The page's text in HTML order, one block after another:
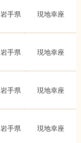
岩手県 現地幸座
岩手県 現地幸座
岩手県 現地幸座
岩手県 現地幸座